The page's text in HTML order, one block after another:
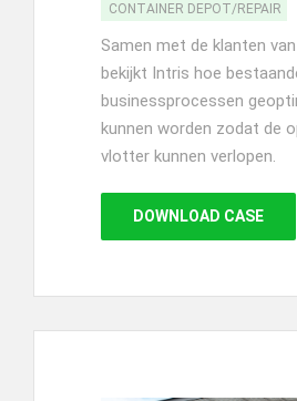
CONTAINER DEPOT/REPAIR
Samen met de klanten
bekijkt Intris hoe
businessprocessen
kunnen worden zodat de
vlotter kunnen verlopen.
DOWNLOAD CASE